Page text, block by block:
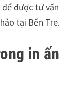
để được tư vấn
tại Bến Tre.
in ấn